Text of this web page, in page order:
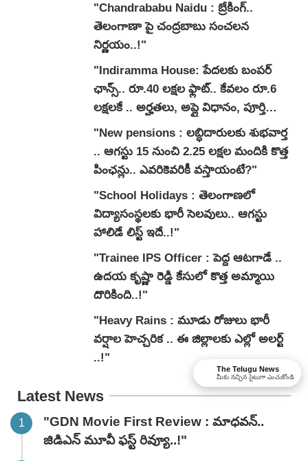
"Chandrababu Naidu : బ్రేకింగ్..
తెలంగాణా పై చంద్రబాబు సంచలన
నిర్ణయం..!"
"Indiramma House: పేదలకు బంపర్
ఛాన్స్.. రూ.40 లక్షల ఫ్లాట్.. కేవలం రూ.6
లక్షలకే .. అర్హతలు, అప్లై విధానం, పూర్తి
వివరాలివే..!"
"New pensions : లబ్ధిదారులకు శుభవార్త
.. ఆగస్టు 15 నుంచి 2.25 లక్షల మందికి కొత్త
పింఛన్లు.. ఎవరికెవరికీ వస్తాయంటే?"
"School Holidays : తెలంగాణలో
విద్యాసంస్థలకు భారీ సెలవులు.. ఆగస్టు
హాలిడే లిస్ట్ ఇదే..!"
"Trainee IPS Officer : పెద్ద ఆటగాడే ..
ఉదయ కృష్ణా రెడ్డి కేసులో కొత్త అమ్మాయి
దొరికింది..!"
"Heavy Rains : మూడు రోజులు భారీ
వర్షాల హెచ్చరిక .. ఈ జిల్లాలకు ఎల్లో అలర్ట్
..!"
Latest News
"GDN Movie First Review : మాధవన్..
జిడిఎన్ మూవీ ఫ‌స్ట్ రివ్యూ..!"
The Telugu News
మీకు నచ్చిన సైటుగా ఎంచుకోండి